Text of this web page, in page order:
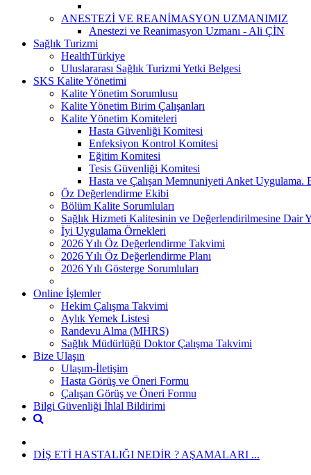
ANESTEZİ VE REANİMASYON UZMANIMIZ
Anestezi ve Reanimasyon Uzmanı - Ali ÇİN
Sağlık Turizmi
HealthTürkiye
Uluslararası Sağlık Turizmi Yetki Belgesi
SKS Kalite Yönetimi
Kalite Yönetim Sorumlusu
Kalite Yönetim Birim Çalışanları
Kalite Yönetim Komiteleri
Hasta Güvenliği Komitesi
Enfeksiyon Kontrol Komitesi
Eğitim Komitesi
Tesis Güvenliği Komitesi
Hasta ve Çalışan Memnuniyeti Anket Uygulama.
Öz Değerlendirme Ekibi
Bölüm Kalite Sorumluları
Sağlık Hizmeti Kalitesinin ve Değerlendirilmesine Dair
İyi Uygulama Örnekleri
2026 Yılı Öz Değerlendirme Takvimi
2026 Yılı Öz Değerlendirme Planı
2026 Yılı Gösterge Sorumluları
Online İşlemler
Hekim Çalışma Takvimi
Aylık Yemek Listesi
Randevu Alma (MHRS)
Sağlık Müdürlüğü Doktor Çalışma Takvimi
Bize Ulaşın
Ulaşım-İletişim
Hasta Görüş ve Öneri Formu
Çalışan Görüş ve Öneri Formu
Bilgi Güvenliği İhlal Bildirimi
DİŞ ETİ HASTALIĞI NEDİR ? AŞAMALARI ...